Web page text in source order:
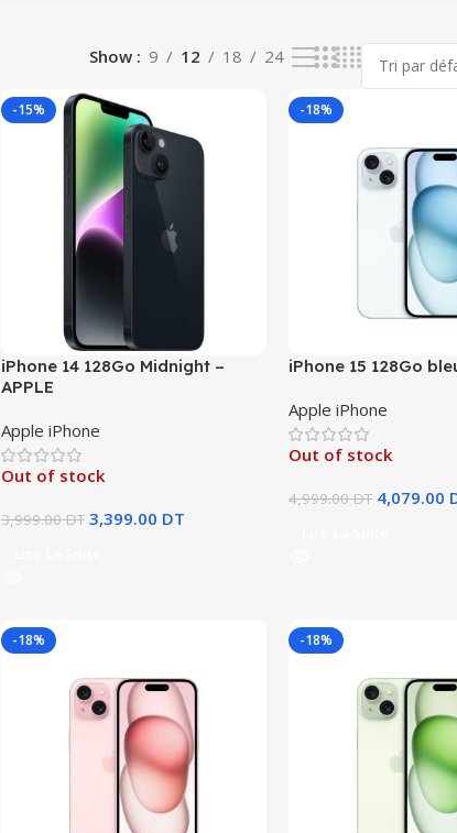
Show 9 12 18 24
-15%
iPhone 14 128Go Midnight –
APPLE
Apple iPhone
Out of stock
3,999.00DT 3,399.00 DT
-18%
iPhone 15 128Go
Apple iPhone
Out of stock
4,999.00DT 4,079.00
-18% -18%